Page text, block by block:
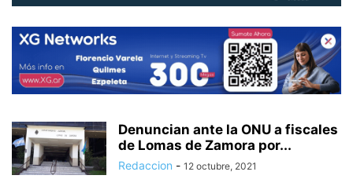
Denuncian ante la ONU a fiscales
de Lomas de Zamora por...
Redaccion - 12 octubre, 2021